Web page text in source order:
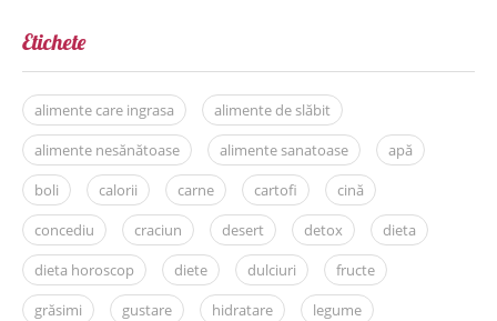
Etichete
alimente care ingrasa
alimente de slăbit
alimente nesănătoase
alimente sanatoase
apă
boli
calorii carne cartofi
cină
concediu
craciun desert detox
dieta
dieta horoscop
diete dulciuri
fructe
grăsimi
gustare hidratare
legume